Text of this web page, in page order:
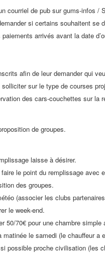
courriel de pub sur gums-infos /
si certains souhaitent se
arrivés avant la date
afin de leur demander qui
sur le type de courses
des cars-couchettes sur la
de groupes.
laisse à désirer.
le point du remplissage avec
des groupes.
(associer les clubs
le week-end.
50/70€ pour une chambre
le samedi (le chauffeur a
possible proche civilisation (les